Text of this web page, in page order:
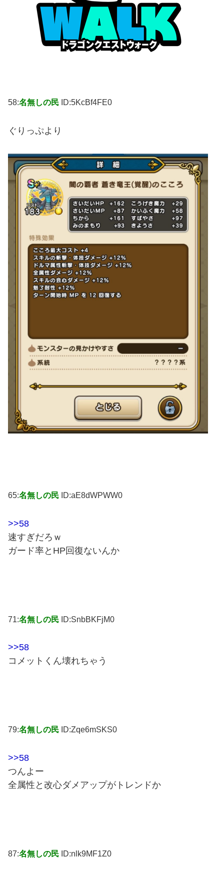
58:名無しの民 ID:5KcBf4FE0
ぐりっぷより
65:名無しの民 ID:aE8dWPWW0
>>58
速すぎだろｗ
ガード率とHP回復ないんか
71:名無しの民 ID:SnbBKFjM0
>>58
コメットくん壊れちゃう
79:名無しの民 ID:Zqe6mSKS0
>>58
つんよー
全属性と改心ダメアップがトレンドか
87:名無しの民 ID:nlk9MF1Z0